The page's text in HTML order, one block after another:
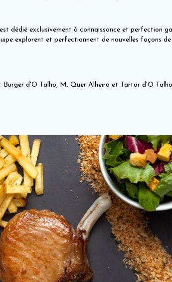
dédié exclusivement à connaissance et perfection
explorent et perfectionnent de nouvelles façons
Burger d'O Talho, M. Quer Alheira et Tartar d'O